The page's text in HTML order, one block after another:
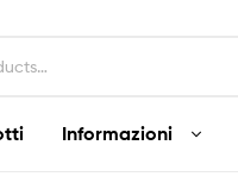
Informazioni